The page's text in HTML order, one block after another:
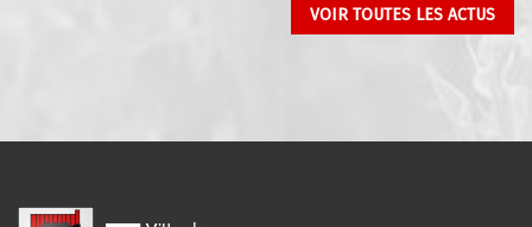
VOIR TOUTES LES ACTUS